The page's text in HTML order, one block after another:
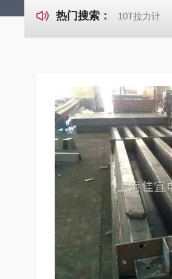
热门搜索： 10T拉力计